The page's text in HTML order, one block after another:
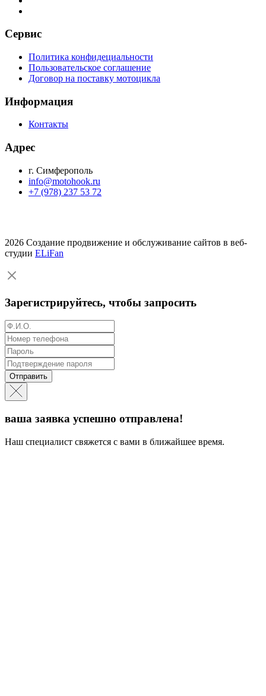
Сервис
Политика конфидециальности
Пользовательское соглашение
Договор на поставку мотоцикла
Информация
Контакты
Адрес
г. Симферополь
info@motohook.ru
+7 (978) 237 53 72
2026 Создание продвижение и обслуживание сайтов в веб-
студии ELiFan
Зарегистрируйтесь, чтобы запросить
Отправить
ваша заявка успешно отправлена!
Наш специалист свяжется с вами в ближайшее время.